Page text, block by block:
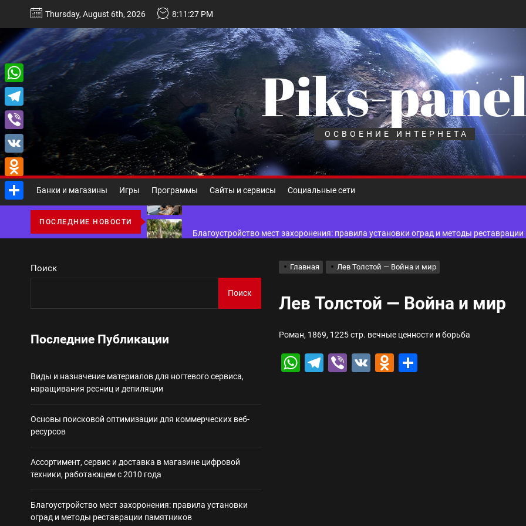
Перейти
содержимому
Thursday, August 6th, 2026 8:11:27 PM
Piks-
ОСВОЕНИЕ ИНТЕРНЕТА
Банки и магазины Игры Программы Сайты и сервисы Социальные сети
ПОСЛЕДНИЕ НОВОСТИ
Некастодиальный криптокошелек: принципы работы, риски и способы хранения криптовалют
Виды и назначение материалов для ногтевого сервиса, наращивания ресниц и депиляции
Основы поисковой оптимизации для коммерческих веб-ресурсов
Ассортимент, сервис и доставка в магазине цифровой техники, работающем с 2010
Ассортимент, сервис и доставка в магазине цифровой техники, работающем с 2010
Некастодиальный криптокошелек: принципы работы, риски и способы хранения криптовалют
Главная Лев Толстой — Война и мир
Лев Толстой — Война и мир
Роман, 1869, 1225 стр. вечные ценности и борьба
WhatsApp
Telegram
Viber
VK Odnoklassniki
Поиск
Поиск
Последние Публикации
Виды и назначение материалов для ногтевого сервиса,
наращивания ресниц и депиляции
Основы поисковой оптимизации для коммерческих веб-
ресурсов
Ассортимент, сервис и доставка в магазине цифровой
техники, работающем с 2010 года
Благоустройство мест захоронения: правила установки
оград и методы реставрации памятников
WhatsApp
Telegram
Viber
VK
Odnoklassniki
Отправить